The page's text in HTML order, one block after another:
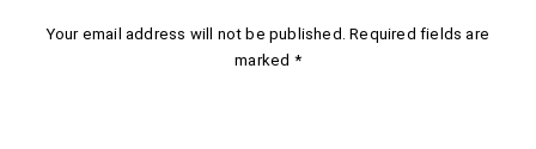
Your email address will not be published. Required fields are
marked *